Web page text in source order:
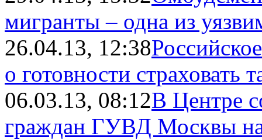
мигранты – одна из
26.04.13, 12:38
о готовности страховать
06.03.13, 08:12В Центре
граждан ГУВД Москвы